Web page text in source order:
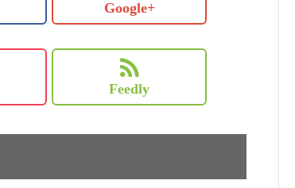
Google+
Feedly